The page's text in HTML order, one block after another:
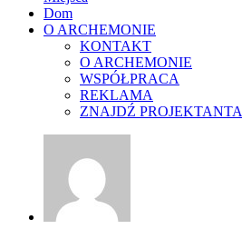
Dom
O ARCHEMONIE
KONTAKT
O ARCHEMONIE
WSPÓŁPRACA
REKLAMA
ZNAJDŹ PROJEKTANTA